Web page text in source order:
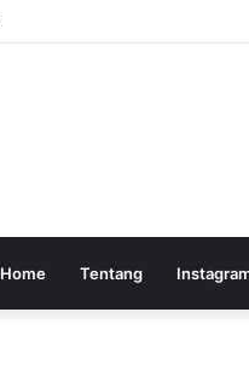
Home Tentang